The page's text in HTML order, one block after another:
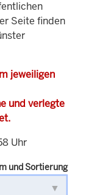
Seite finden
jeweiligen
und verlegte
Uhr
und Sortierung